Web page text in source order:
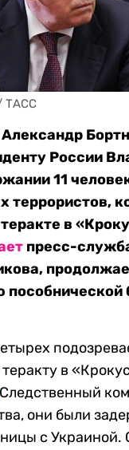
ТАСС
России
11
террористов,
в
пресс-
в
Следственный
они были
с Украиной.